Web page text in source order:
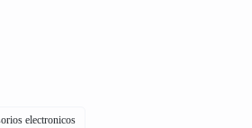
electronicos